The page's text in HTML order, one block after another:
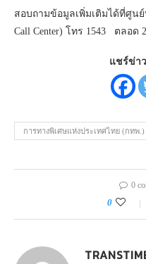
สอบถามข้อมูลเพิ่มเติมได้ที่ศูน
Call Center) โทร 1543 ตลอด
แชร์ข่าว
การทางพิเศษแห่งประเทศไทย (กทพ.)
0
0